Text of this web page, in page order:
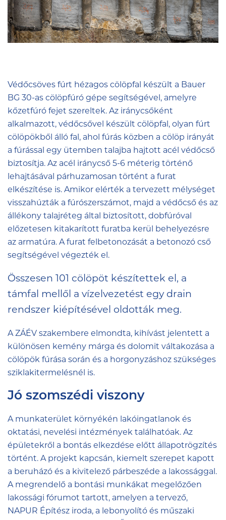
Védőcsöves fúrt hézagos cölöpfal készült a Bauer
BG 30-as cölöpfúró gépe segítségével, amelyre
kőzetfúró fejet szereltek. Az iránycsőként
alkalmazott, védőcsővel készült cölöpfal, olyan fúrt
cölöpökből álló fal, ahol fúrás közben a cölöp irányát
a fúrással egy ütemben talajba hajtott acél védőcső
biztosítja. Az acél iránycső 5-6 méterig történő
lehajtásával párhuzamosan történt a furat
elkészítése is. Amikor elérték a tervezett mélységet
visszahúzták a fúrószerszámot, majd a védőcső és az
állékony talajréteg által biztosított, dobfúróval
előzetesen kitakarított furatba kerül behelyezésre
az armatúra. A furat felbetonozását a betonozó cső
segítségével végezték el.
Összesen 101 cölöpöt készítettek el, a
támfal mellől a vízelvezetést egy drain
rendszer kiépítésével oldották meg.
A ZÁÉV szakembere elmondta, kihívást jelentett a
különösen kemény márga és dolomit váltakozása a
cölöpök fúrása során és a horgonyzáshoz szükséges
sziklakitermelésnél is.
Jó szomszédi viszony
A munkaterület környékén lakóingatlanok és
oktatási, nevelési intézmények találhatóak. Az
épületekről a bontás elkezdése előtt állapotrögzítés
történt. A projekt kapcsán, kiemelt szerepet kapott
a beruházó és a kivitelező párbeszéde a lakossággal.
A megrendelő a bontási munkákat megelőzően
lakossági fórumot tartott, amelyen a tervező,
NAPUR Építész iroda, a lebonyolító és műszaki